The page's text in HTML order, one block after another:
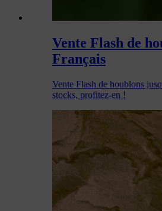
Vente Flash de
Français
Vente Flash de houblons
stocks, profitez-en !